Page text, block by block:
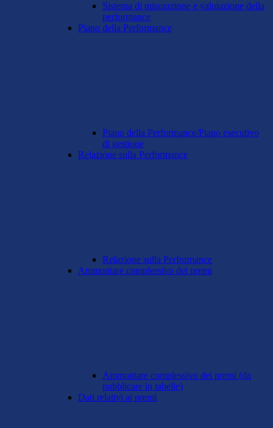
Sistema di misurazione e valutazione della
performance
Piano della Performance
Piano della Performance/Piano esecutivo
di gestione
Relazione sulla Performance
Relazione sulla Performance
Ammontare complessivo dei premi
Ammontare complessivo dei premi (da
pubblicare in tabelle)
Dati relativi ai premi